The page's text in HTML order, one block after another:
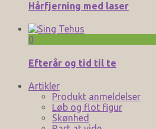
Hårfjerning med laser
0
Efterår og tid til te
Artikler
Produkt anmeldelser
Løb og flot figur
Skønhed